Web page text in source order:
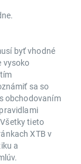
byť vhodné
vysoko
sa so
obchodovaním
tieto
XTB v
a